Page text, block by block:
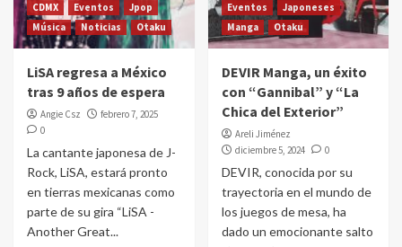
CDMX Eventos
Jpop
Música
Noticias Otaku
LiSA regresa a México
tras 9 años de espera
Angie Csz
febrero 7, 2025
0
La cantante japonesa de J-
Rock, LiSA, estará pronto
en tierras mexicanas como
parte de su gira “LiSA -
Another Great...
Eventos
Japoneses
Manga
Otaku
DEVIR Manga, un éxito
con “Gannibal” y “La
Chica del Exterior”
Areli Jiménez
diciembre 5, 2024
0
DEVIR, conocida por su
trayectoria en el mundo de
los juegos de mesa, ha
dado un emocionante salto